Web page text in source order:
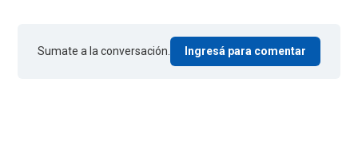
Sumate a la conversación. Ingresá para comentar